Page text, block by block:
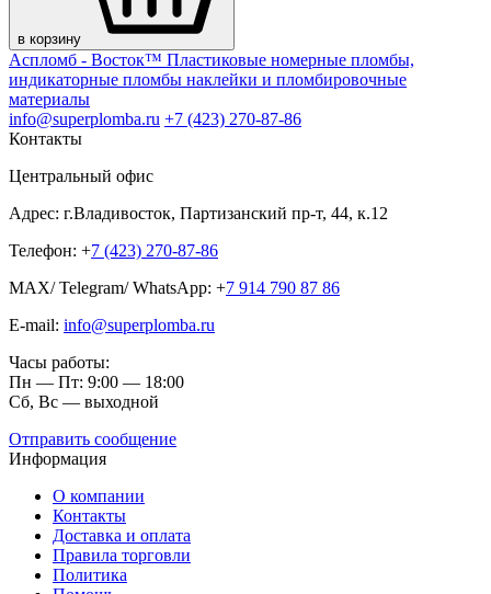
в корзину
Аспломб - Восток™ Пластиковые номерные пломбы,
индикаторные пломбы наклейки и пломбировочные
материалы
info@superplomba.ru +7 (423) 270-87-86
Контакты
Центральный офис
Адрес: г.Владивосток, Партизанский пр-т, 44, к.12
Телефон: +7 (423) 270-87-86
MAX/ Telegram/ WhatsApp: +7 914 790 87 86
E-mail: info@superplomba.ru
Часы работы:
Пн — Пт: 9:00 — 18:00
Сб, Вc — выходной
Отправить сообщение
Информация
О компании
Контакты
Доставка и оплата
Правила торговли
Политика